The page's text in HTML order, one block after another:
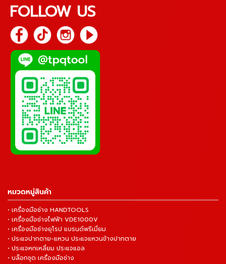
FOLLOW US
หมวดหมู่สินค้า
• เครื่องมือช่าง HANDTOOLS
• เครื่องมือช่างไฟฟ้า VDE1000V
• เครื่องมือช่างยุโรป แบรนด์พรีเมี่ยม
• ประแจปากตาย-แหวน ประแจแหวนข้างปากตาย
• ประแจหกเหลี่ยม ประแจแอล
• บล็อกชุด เครื่องมือช่าง